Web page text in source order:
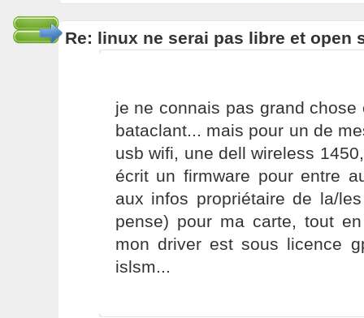
Re: linux ne serai pas libre et open
je ne connais pas grand
bataclant... mais pour un de
usb wifi, une dell wireless
écrit un firmware pour entre
aux infos propriétaire de la/
pense) pour ma carte, tout
mon driver est sous licence
islsm...